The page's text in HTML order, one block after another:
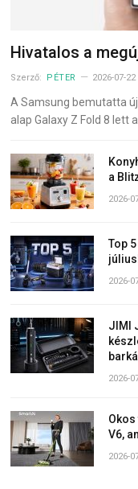
Hivatalos a
Szerző: PÉTER 2026-07-22
A Samsung bemutatta
alap Galaxy Z Fold 8 lett
a
2026-
Top
2026-
JIMI
2026-
V6,
2026-